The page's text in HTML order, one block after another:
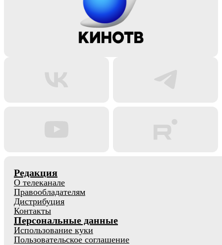
Редакция
О телеканале
Правообладателям
Дистрибуция
Контакты
Персональные данные
Использование куки
Пользовательское соглашение